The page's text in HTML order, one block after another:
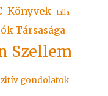
Könyvek Lilla
Társasága
Szellem
gondolatok